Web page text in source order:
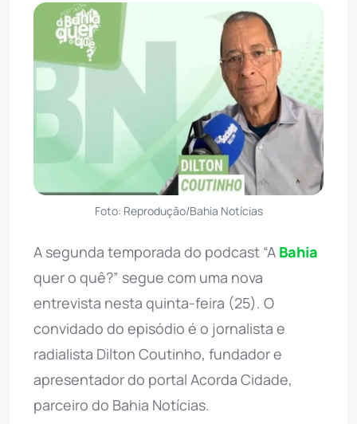
Foto: Reprodução/Bahia Notícias
A segunda temporada do podcast “A Bahia
quer o quê?” segue com uma nova
entrevista nesta quinta-feira (25). O
convidado do episódio é o jornalista e
radialista Dilton Coutinho, fundador e
apresentador do portal Acorda Cidade,
parceiro do Bahia Notícias.